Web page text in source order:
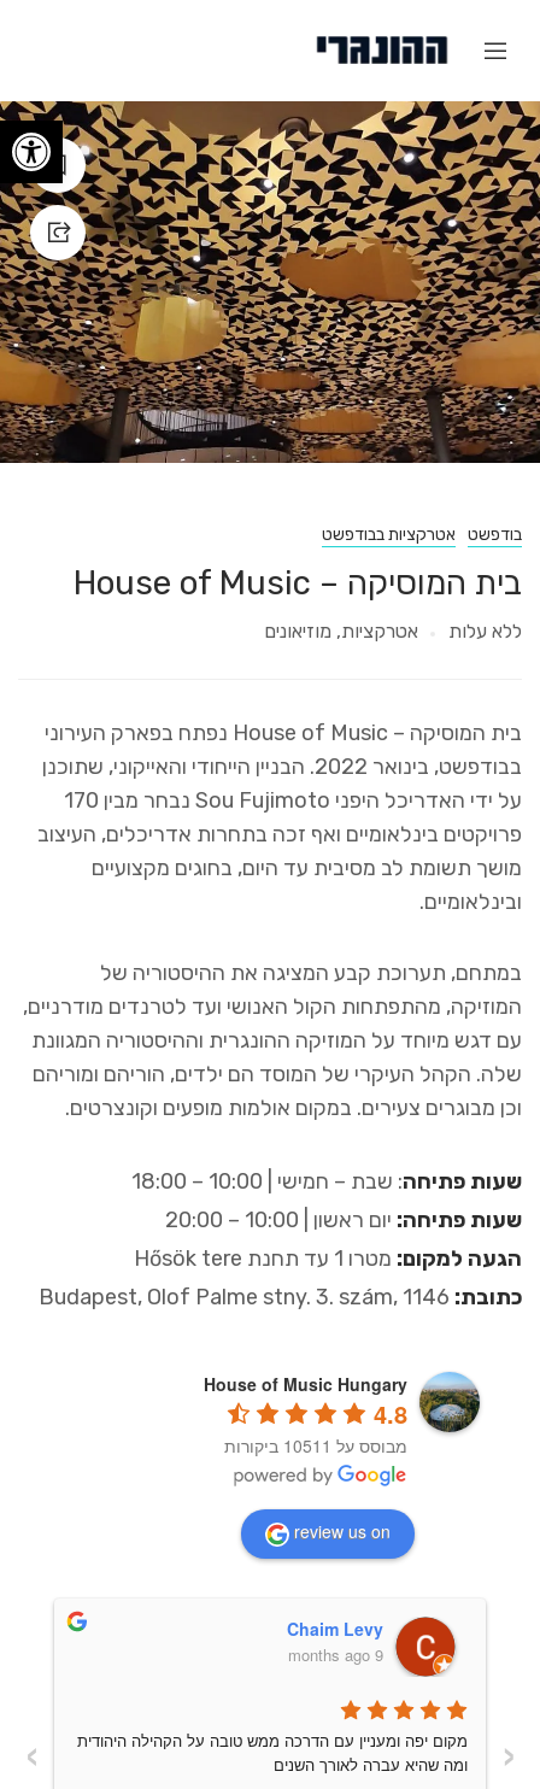
בודפשט אטרקציות בבודפשט
בית המוסיקה – House of Music
ללא עלות אטרקציות מוזיאונים
בית המוסיקה – House of Music נפתח בפארק העירוני
בבודפשט, בינואר 2022. הבניין הייחודי והאייקוני, שתוכנן
על ידי האדריכל היפני Sou Fujimoto נבחר מבין 170
פרויקטים בינלאומיים ואף זכה בתחרות אדריכלים, העיצוב
מושך תשומת לב מסיבית עד היום, בחוגים מקצועיים
ובינלאומיים.
במתחם, תערוכת קבע המציגה את ההיסטוריה של
המוזיקה, מהתפתחות הקול האנושי ועד לטרנדים מודרניים,
עם דגש מיוחד על המוזיקה ההונגרית וההיסטוריה המגוונת
שלה. הקהל העיקרי של המוסד הם ילדים, הוריהם ומוריהם
וכן מבוגרים צעירים. במקום אולמות מופעים וקונצרטים.
שעות פתיחה: שבת – חמישי | 10:00 – 18:00
שעות פתיחה: יום ראשון | 10:00 – 20:00
הגעה למקום: מטרו 1 עד תחנת Hősök tere
כתובת:
House of Music Hungary
4.8
מבוסס על 10511 ביקורות
review us on
Chaim Levy
9 months ago
ומה שהיא עברה לאורך השנים
‹
›